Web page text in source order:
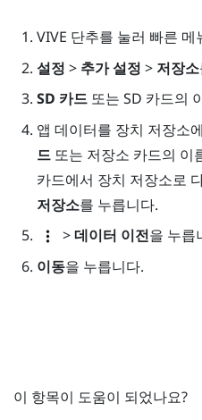
VIVE 단추를 눌러 빠른 메
설정 > 추가 설정 > 저장소
SD 카드또는 SD 카드의
앱 데이터를 장치 저장소
드또는 저장소 카드의 이
카드에서 장치 저장소로
저장소를 누릅니다.
>데이터 이전을 누릅
이동을 누릅니다.
이 항목이 도움이 되었나요?